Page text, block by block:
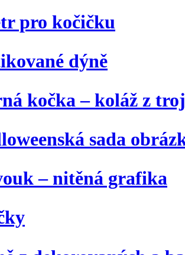
pro kočičku
dýně
kočka – koláž z
sada
– nitěná grafika